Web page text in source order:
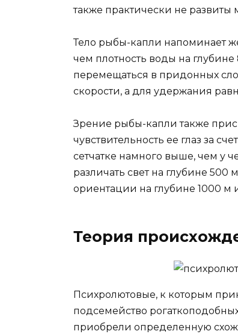
также практически не
Тело рыбы-капли напоминает
чем плотность воды на глубине
перемещаться в придонных
скорости, а для удержания
Зрение рыбы-капли также
чувствительность ее глаз за
сетчатке намного выше, чем у
различать свет на глубине
ориентации на глубине 1000 м
Теория
Психролютовые, к которым
подсемейство
приобрели определенную